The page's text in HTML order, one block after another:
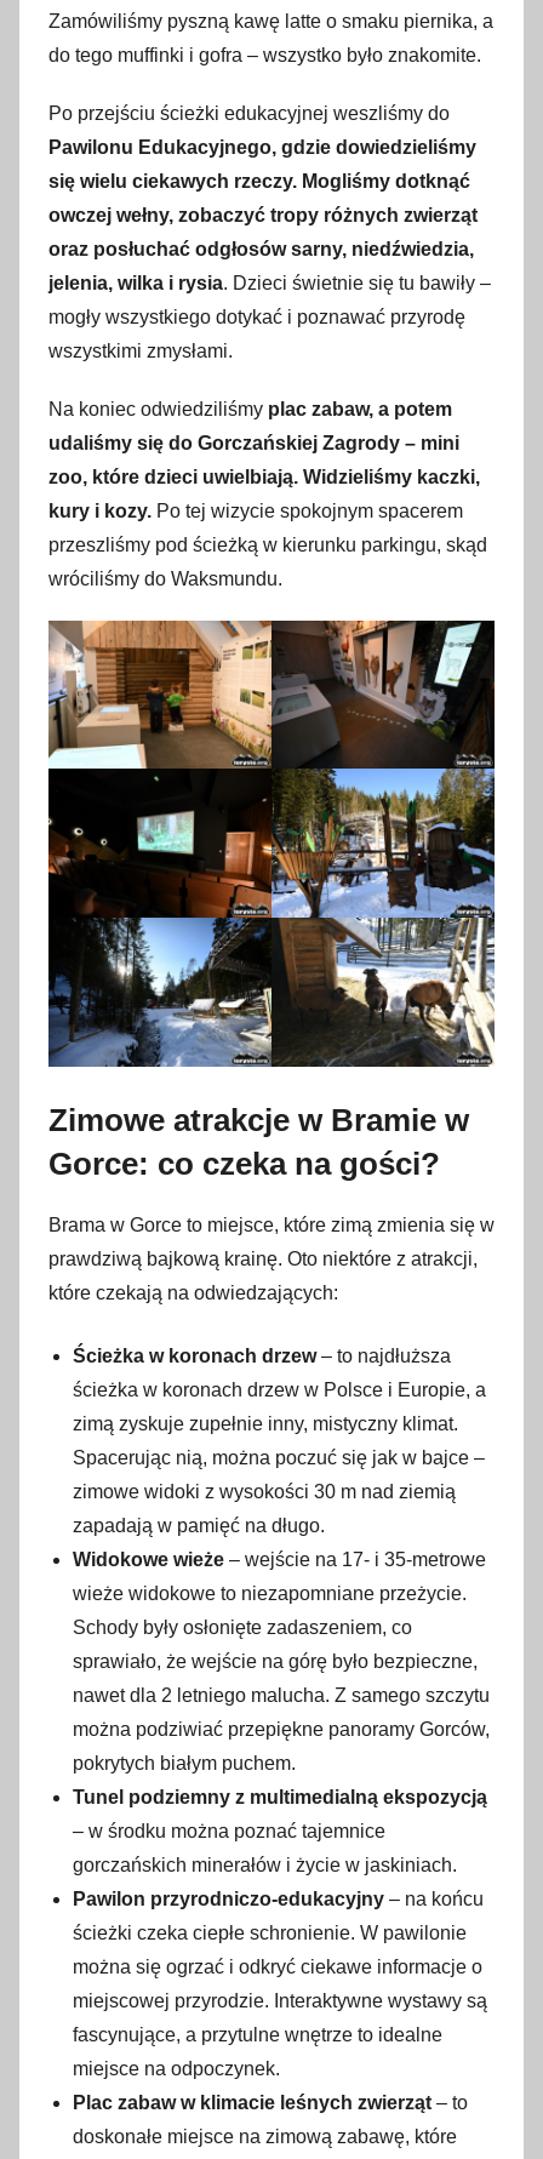
Zamówiliśmy pyszną kawę latte o smaku piernika, a
do tego muffinki i gofra – wszystko było znakomite.
Po przejściu ścieżki edukacyjnej weszliśmy do
Pawilonu Edukacyjnego, gdzie dowiedzieliśmy
się wielu ciekawych rzeczy. Mogliśmy dotknąć
owczej wełny, zobaczyć tropy różnych zwierząt
oraz posłuchać odgłosów sarny, niedźwiedzia,
jelenia, wilka i rysia. Dzieci świetnie się tu bawiły –
mogły wszystkiego dotykać i poznawać przyrodę
wszystkimi zmysłami.
Na koniec odwiedziliśmy plac zabaw, a potem
udaliśmy się do Gorczańskiej Zagrody – mini
zoo, które dzieci uwielbiają. Widzieliśmy kaczki,
kury i kozy. Po tej wizycie spokojnym spacerem
przeszliśmy pod ścieżką w kierunku parkingu, skąd
wróciliśmy do Waksmundu.
Zimowe atrakcje w Bramie w
Gorce: co czeka na gości?
Brama w Gorce to miejsce, które zimą zmienia się w
prawdziwą bajkową krainę. Oto niektóre z atrakcji,
które czekają na odwiedzających:
Ścieżka w koronach drzew– to najdłuższa
ścieżka w koronach drzew w Polsce i Europie, a
zimą zyskuje zupełnie inny, mistyczny klimat.
Spacerując nią, można poczuć się jak w bajce –
zimowe widoki z wysokości 30 m nad ziemią
zapadają w pamięć na długo.
Widokowe wieże – wejście na 17- i 35-metrowe
wieże widokowe to niezapomniane przeżycie.
Schody były osłonięte zadaszeniem, co
sprawiało, że wejście na górę było bezpieczne,
nawet dla 2 letniego malucha. Z samego szczytu
można podziwiać przepiękne panoramy Gorców,
pokrytych białym puchem.
Tunel podziemny z multimedialną ekspozycją
– w środku można poznać tajemnice
gorczańskich minerałów i życie w jaskiniach.
Pawilon przyrodniczo-edukacyjny – na końcu
ścieżki czeka ciepłe schronienie. W pawilonie
można się ogrzać i odkryć ciekawe informacje o
miejscowej przyrodzie. Interaktywne wystawy są
fascynujące, a przytulne wnętrze to idealne
miejsce na odpoczynek.
Plac zabaw w klimacie leśnych zwierząt – to
doskonałe miejsce na zimową zabawę, które